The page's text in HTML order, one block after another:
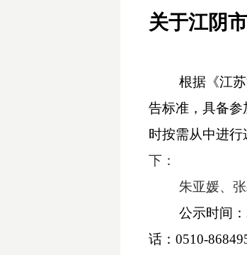
关于江阴
根据《江
告标准，具备
时按需从中进行
下：
朱亚媛、张
公示时间：
话：0510-